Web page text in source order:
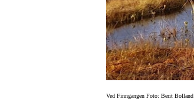
Ved Finngangen Foto: Berit Bolland